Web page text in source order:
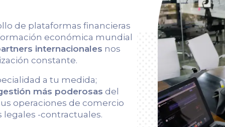
de plataformas financieras
económica mundial
internacionales nos
constante.
a tu medida;
más poderosas del
operaciones de comercio
legales -contractuales.